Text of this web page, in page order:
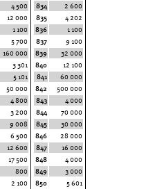
4 500
12 000
1 100
5 700
160 000
3 301
5 101
50 000
4 800
3 200
9 008
6 500
12 600
17 500
800
2 100
834
2 600
835
4 202
836
1 100
837
9 100
839
32 000
840
12 100
841
60 000
842
500 000
843
4 000
844
70 000
845
30 000
846
28 000
847
16 000
848
4 000
849
3 000
850
5 601